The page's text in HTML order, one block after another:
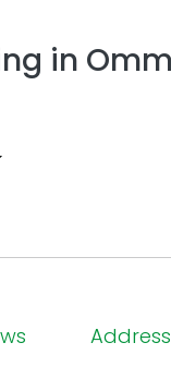
in
Address